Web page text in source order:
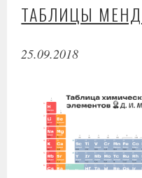
ТАБЛИЦЫ
25.09.2018